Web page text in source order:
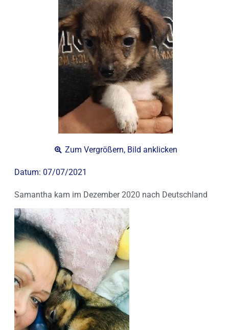
Zum Vergrößern, Bild anklicken
Datum: 07/07/2021
Samantha kam im Dezember 2020 nach Deutschland